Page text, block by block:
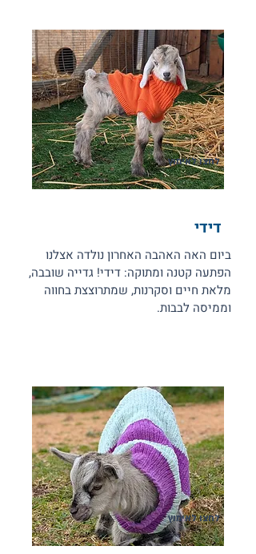
לחצו לאימוץ
דידי
ביום האה האהבה האחרון נולדה אצלנו
הפתעה קטנה ומתוקה: דידי! גדייה שובבה,
מלאת חיים וסקרנות, שמתרוצצת בחווה
וממיסה לבבות.
לחצו לאימוץ